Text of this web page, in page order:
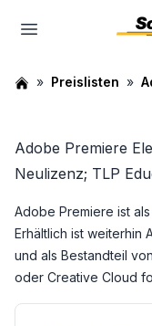
Preislisten
Adobe Premiere
Neulizenz; TLP
Adobe Premiere ist
Erhältlich ist weiterhin
und als Bestandteil von
oder Creative Cloud